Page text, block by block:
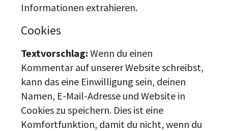
Informationen extrahieren.
Cookies
Textvorschlag:Wenn du einen
Kommentar auf unserer Website schreibst,
kann das eine Einwilligung sein, deinen
Namen, E-Mail-Adresse und Website in
Cookies zu speichern. Dies ist eine
Komfortfunktion, damit du nicht, wenn du